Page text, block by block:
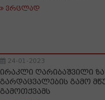
ვრცლად
24-01-2023
ირაკლი ღარიბაშვილი
გარდაცვალების გამო
გამოთქვამს